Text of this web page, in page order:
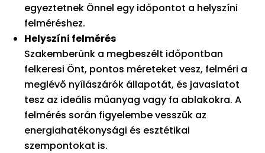
egyeztetnek Önnel egy időpontot a helyszíni
felméréshez.
Helyszíni felmérés
Szakemberünk a megbeszélt időpontban
felkeresi Önt, pontos méreteket vesz, felméri a
meglévő nyílászárók állapotát, és javaslatot
tesz az ideális műanyag vagy fa ablakokra. A
felmérés során figyelembe vesszük az
energiahatékonysági és esztétikai
szempontokat is.